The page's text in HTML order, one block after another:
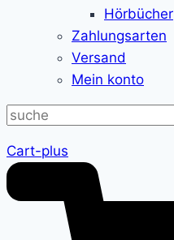
Hörbücher
Zahlungsarten
Versand
Mein konto
Cart-plus